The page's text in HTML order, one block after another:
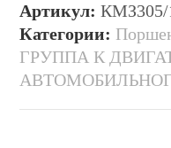
Артикул:КМЗ305/
Категории:
ГРУППА К